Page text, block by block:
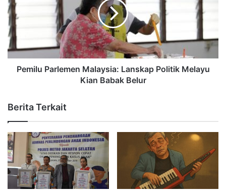
Pemilu Parlemen Malaysia: Lanskap Politik Melayu
Kian Babak Belur
Berita Terkait